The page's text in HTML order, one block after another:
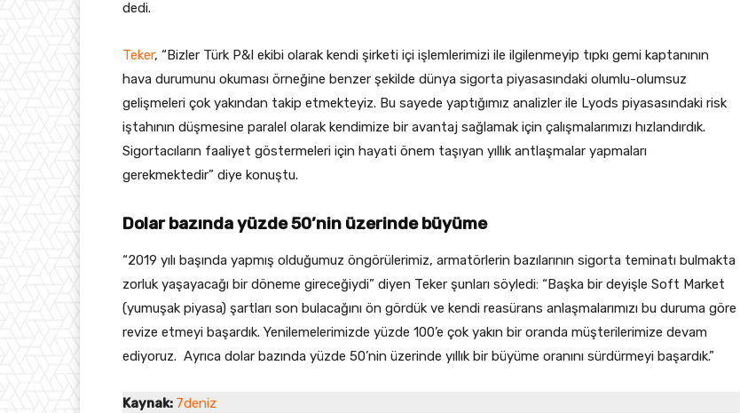
dedi.
Teker, “Bizler Türk P&I ekibi olarak kendi şirketi içi işlemlerimizi ile ilgilenmeyip tıpkı gemi kaptanının
hava durumunu okuması örneğine benzer şekilde dünya sigorta piyasasındaki olumlu-olumsuz
gelişmeleri çok yakından takip etmekteyiz. Bu sayede yaptığımız analizler ile Lyods piyasasındaki risk
iştahının düşmesine paralel olarak kendimize bir avantaj sağlamak için çalışmalarımızı hızlandırdık.
Sigortacıların faaliyet göstermeleri için hayati önem taşıyan yıllık antlaşmalar yapmaları
gerekmektedir” diye konuştu.
Dolar bazında yüzde 50’nin üzerinde büyüme
“2019 yılı başında yapmış olduğumuz öngörülerimiz, armatörlerin bazılarının sigorta teminatı bulmakta
zorluk yaşayacağı bir döneme gireceğiydi” diyen Teker şunları söyledi: “Başka bir deyişle Soft Market
(yumuşak piyasa) şartları son bulacağını ön gördük ve kendi reasürans anlaşmalarımızı bu duruma göre
revize etmeyi başardık. Yenilemelerimizde yüzde 100’e çok yakın bir oranda müşterilerimize devam
ediyoruz. Ayrıca dolar bazında yüzde 50’nin üzerinde yıllık bir büyüme oranını sürdürmeyi başardık.”
Kaynak: 7deniz